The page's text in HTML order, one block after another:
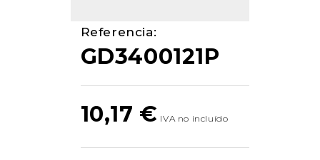
Referencia:
GD3400121P
10,17 €